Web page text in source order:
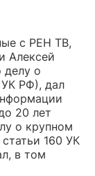
с РЕН ТВ,
Алексей
делу о
УК РФ), дал
20 лет
о крупном
160 УК
в том